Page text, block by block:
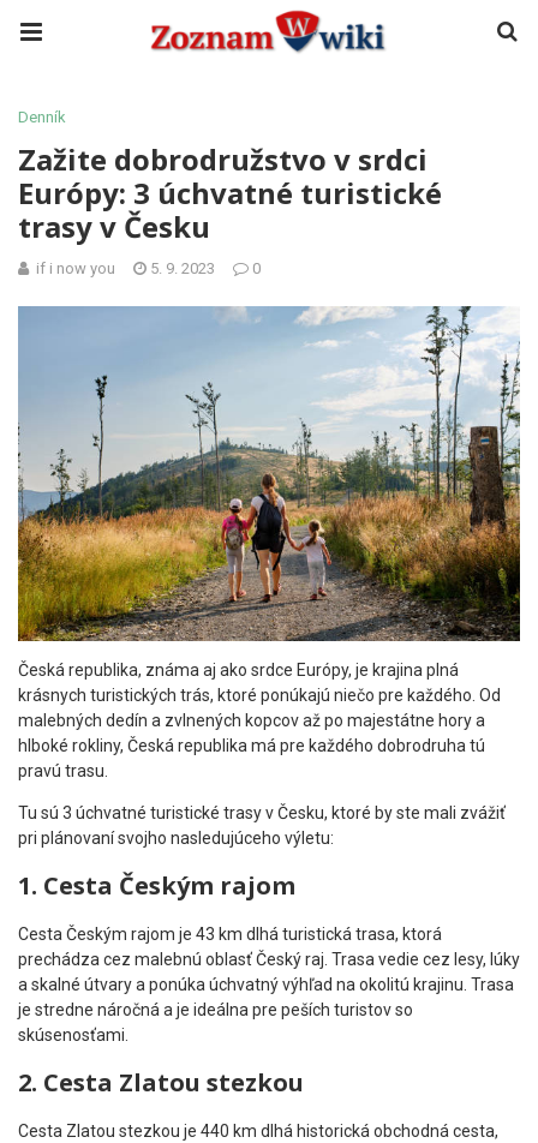
Denník
Zažite dobrodružstvo v srdci
Európy: 3 úchvatné turistické
trasy v Česku
if i now you 5. 9. 2023 0
Česká republika, známa aj ako srdce Európy, je krajina plná
krásnych turistických trás, ktoré ponúkajú niečo pre každého. Od
malebných dedín a zvlnených kopcov až po majestátne hory a
hlboké rokliny, Česká republika má pre každého dobrodruha tú
pravú trasu.
Tu sú 3 úchvatné turistické trasy v Česku, ktoré by ste mali zvážiť
pri plánovaní svojho nasledujúceho výletu:
1. Cesta Českým rajom
Cesta Českým rajom je 43 km dlhá turistická trasa, ktorá
prechádza cez malebnú oblasť Český raj. Trasa vedie cez lesy, lúky
a skalné útvary a ponúka úchvatný výhľad na okolitú krajinu. Trasa
je stredne náročná a je ideálna pre peších turistov so
skúsenosťami.
2. Cesta Zlatou stezkou
Cesta Zlatou stezkou je 440 km dlhá historická obchodná cesta,